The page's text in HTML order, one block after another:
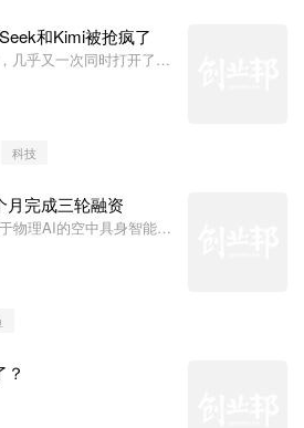
和Kimi被抢疯了
几乎又一次同时打开了融
科技
月完成三轮融资
物理AI的空中具身智能机